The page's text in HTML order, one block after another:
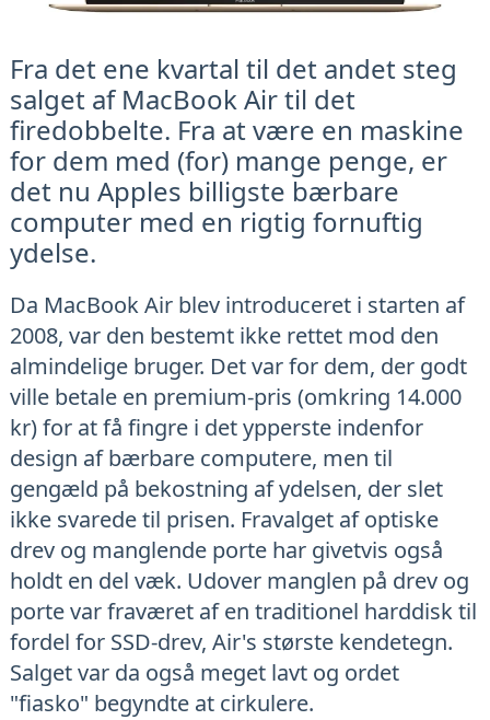
Fra det ene kvartal til det andet steg
salget af MacBook Air til det
firedobbelte. Fra at være en maskine
for dem med (for) mange penge, er
det nu Apples billigste bærbare
computer med en rigtig fornuftig
ydelse.
Da MacBook Air blev introduceret i starten af
2008, var den bestemt ikke rettet mod den
almindelige bruger. Det var for dem, der godt
ville betale en premium-pris (omkring 14.000
kr) for at få fingre i det ypperste indenfor
design af bærbare computere, men til
gengæld på bekostning af ydelsen, der slet
ikke svarede til prisen. Fravalget af optiske
drev og manglende porte har givetvis også
holdt en del væk. Udover manglen på drev og
porte var fraværet af en traditionel harddisk til
fordel for SSD-drev, Air's største kendetegn.
Salget var da også meget lavt og ordet
"fiasko" begyndte at cirkulere.